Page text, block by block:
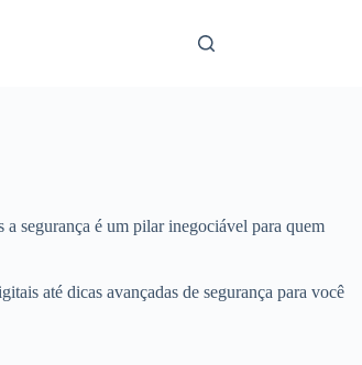
segurança é um pilar inegociável para quem
até dicas avançadas de segurança para você